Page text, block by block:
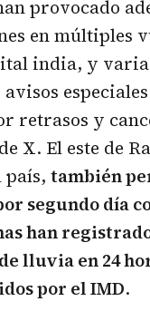
provocado
en múltiples
india, y
retrasos y
X. El este de
país, también
segundo día
han
lluvia en 24
por el IMD.